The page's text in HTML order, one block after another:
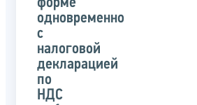
форме
одновременно
с
налоговой
декларацией
по
НДС